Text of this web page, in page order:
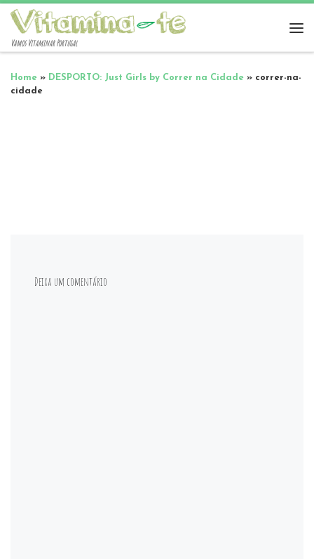
Vamos Vitaminar Portugal
Home » DESPORTO: Just Girls by Correr na Cidade » correr-na-
cidade
Deixa um comentário